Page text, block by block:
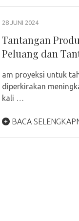
28 JUNI 2024
Tantangan
Peluang dan
am proyeksi untuk
diperkirakan
kali …
BACA